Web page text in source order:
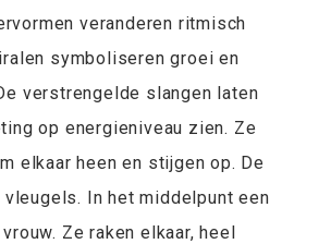
veranderen ritmisch
symboliseren groei en
verstrengelde slangen laten
op energieniveau zien. Ze
elkaar heen en stijgen op. De
In het middelpunt een
Ze raken elkaar, heel